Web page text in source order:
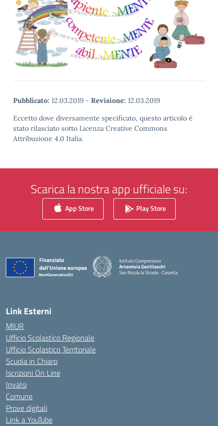
Pubblicato: 12.03.2019 - Revisione: 12.03.2019
Eccetto dove diversamente specificato, questo articolo è
stato rilasciato sotto Licenza Creative Commons
Attribuzione 4.0 Italia.
Scarica la nostra app ufficiale su:
App Store Play Store
Istituto Comprensivo
Artemisia Gentileschi
San Nicola la Strada - Caserta
Link Esterni
MIUR
Ufficio Scolastico Regionale
Ufficio Scolastico Territoriale
Scuola in Chiaro
Iscrizioni On Line
Invalsi
Comune
Prove digitali
Link a YouTube